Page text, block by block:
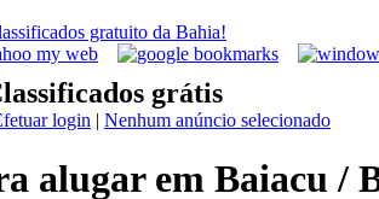
grátis
login | Nenhum anúncio selecionado
alugar em Baiacu /